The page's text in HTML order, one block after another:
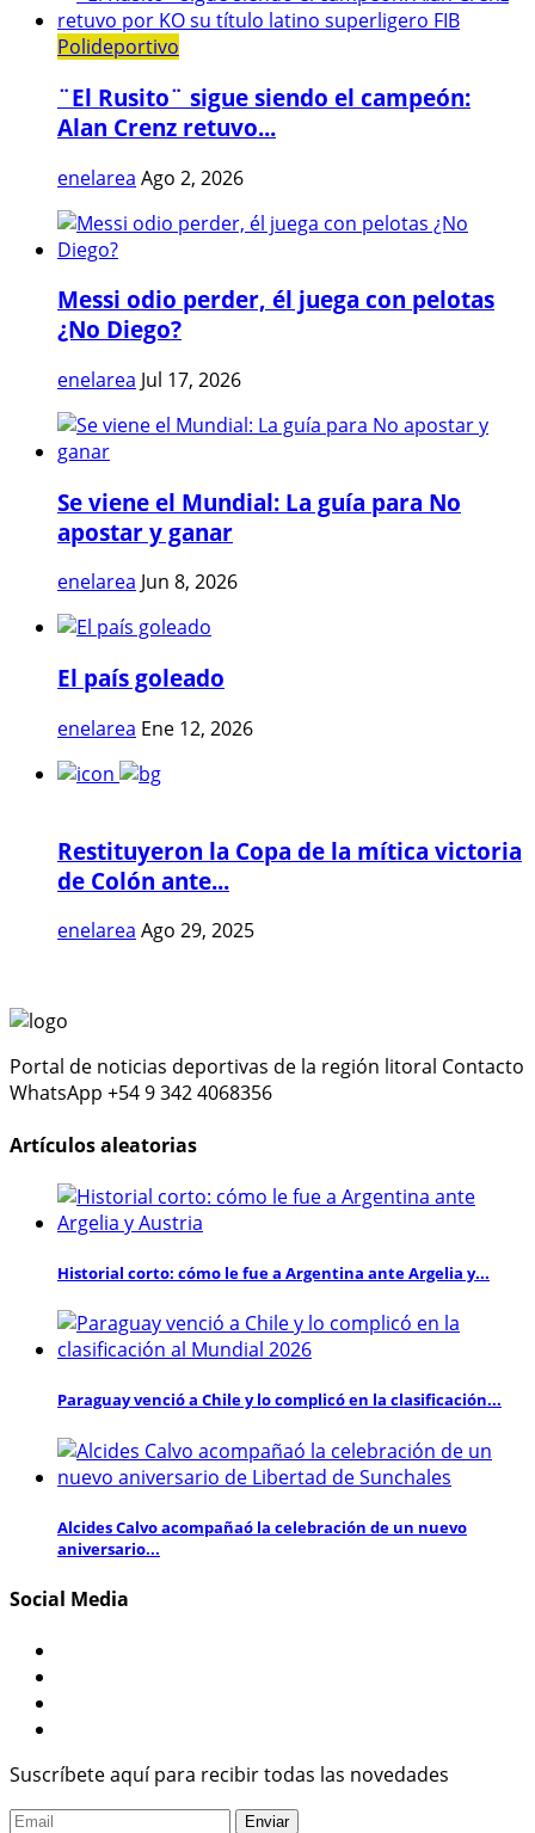
Polideportivo
¨El Rusito¨ sigue siendo el campeón:
Alan Crenz retuvo...
enelarea Ago 2, 2026
Messi odio perder, él juega con pelotas
¿No Diego?
enelarea Jul 17, 2026
Se viene el Mundial: La guía para No
apostar y ganar
enelarea Jun 8, 2026
El país goleado
enelarea Ene 12, 2026
Restituyeron la Copa de la mítica victoria
de Colón ante...
enelarea Ago 29, 2025
Portal de noticias deportivas de la región litoral Contacto
WhatsApp +54 9 342 4068356
Artículos aleatorias
Historial corto: cómo le fue a Argentina ante Argelia y...
Paraguay venció a Chile y lo complicó en la clasificación...
Alcides Calvo acompañaó la celebración de un nuevo
aniversario...
Social Media
Suscríbete aquí para recibir todas las novedades